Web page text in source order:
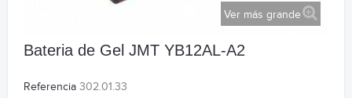
Ver más grande
Bateria de Gel JMT YB12AL-A2
Referencia 302.01.33